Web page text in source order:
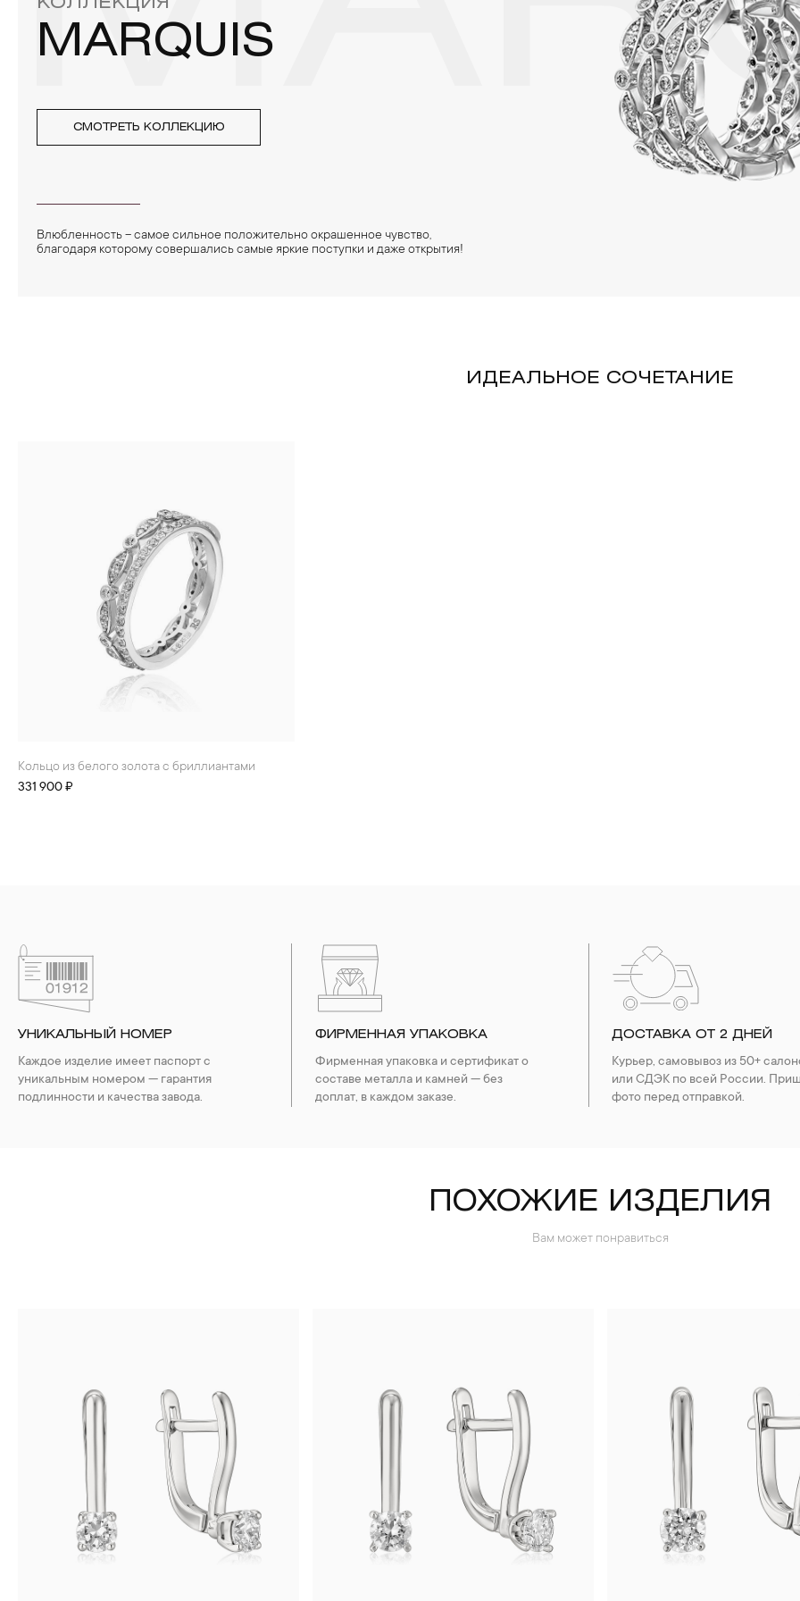
MARQUIS
СМОТРЕТЬ КОЛЛЕКЦИЮ
Влюбленность – самое сильное положительно окрашенное чувство,
благодаря которому совершались самые яркие поступки и даже открытия!
ИДЕАЛЬНОЕ СОЧЕТАНИЕ
Кольцо из белого золота с бриллиантами
331 900 ₽
УНИКАЛЬНЫЙ НОМЕР
Каждое изделие имеет паспорт с
уникальным номером — гарантия
подлинности и качества завода.
ФИРМЕННАЯ УПАКОВКА
Фирменная упаковка и сертификат о
составе металла и камней — без
доплат, в каждом заказе.
ДОСТАВКА ОТ 2 ДНЕЙ
Курьер, самовывоз из 50+
или СДЭК по всей России.
фото перед отправкой.
ПОХОЖИЕ ИЗДЕЛИЯ
Вам может понравиться